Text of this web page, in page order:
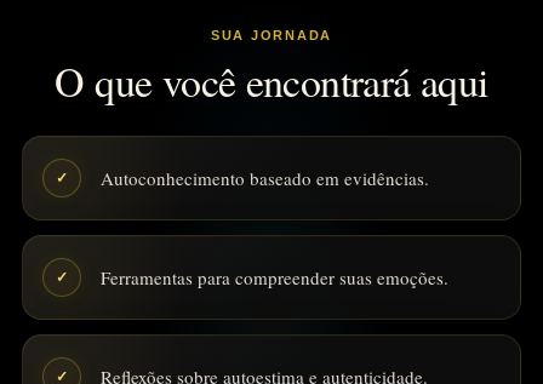
SUA JORNADA
O que você encontrará aqui
✓ Autoconhecimento baseado em evidências.
✓ Ferramentas para compreender suas emoções.
✓ Reflexões sobre autoestima e autenticidade.